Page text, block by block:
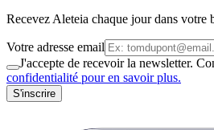
Recevez Aleteia chaque jour dans votre
Votre adresse email
J'accepte de recevoir la newsletter.
confidentialité pour en savoir plus.
S'inscrire